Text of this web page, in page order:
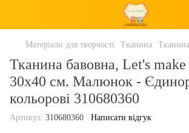
Матеріали для творчості Тканина
Тканина бавовна, Let's make
30x40 см. Малюнок -
кольорові 310680360
Артикул: 310680360 Написати відгук